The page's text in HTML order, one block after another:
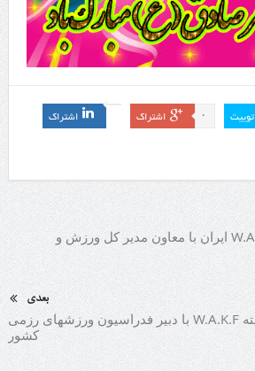
توییت اشتراک 0 اشتراک
دیدار بنیانگذار کمیته W.A.K.F ایران با معاون مدیر کل ورزش و
بعدی
دیدار بنیانگذار کمیته W.A.K.F با دبیر فدراسیون ورزشهای رزمی
کشور